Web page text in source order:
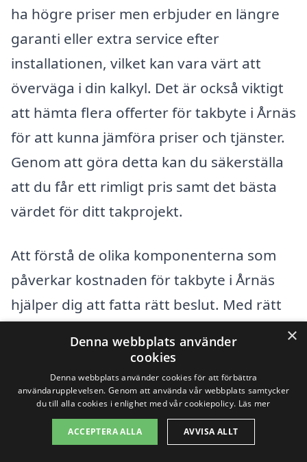
ha högre priser men erbjuder en längre
garanti eller extra service efter
installationen, vilket kan vara värt att
överväga i din kalkyl. Det är också viktigt
att hämta flera offerter för takbyte i Årnäs
för att kunna jämföra priser och tjänster.
Genom att göra detta kan du säkerställa
att du får ett rimligt pris samt det bästa
värdet för ditt takprojekt.
Att förstå de olika komponenterna som
påverkar kostnaden för takbyte i Årnäs
hjälper dig att fatta rätt beslut. Med rätt
den lösning som bäst möter dina behov
och budget.
Få 3 erbjudanden, gratis och utan
×
Denna webbplats använder
cookies
Denna webbplats använder cookies för att förbättra
användarupplevelsen. Genom att använda vår webbplats samtycker
du till alla cookies i enlighet med vår cookiepolicy. Läs mer
ACCEPTERA ALLA AVVISA ALLT